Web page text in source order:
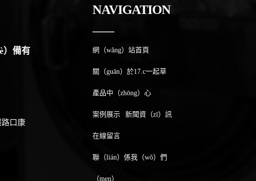
）備有
口康
NAVIGATION
網（wǎng）站首頁
關（guān）於17.c一起草
產品中（zhōng）心
案例展示 新聞資（zī）訊
在線留言
聯（lián）係我（wǒ）們
（men）